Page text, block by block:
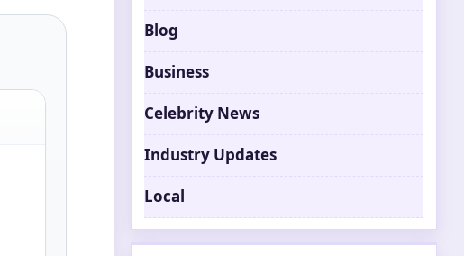
Blog
Business
Celebrity News
Industry Updates
Local